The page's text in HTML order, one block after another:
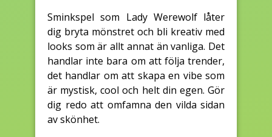
Sminkspel som Lady Werewolf låter
dig bryta mönstret och bli kreativ med
looks som är allt annat än vanliga. Det
handlar inte bara om att följa trender,
det handlar om att skapa en vibe som
är mystisk, cool och helt din egen. Gör
dig redo att omfamna den vilda sidan
av skönhet.